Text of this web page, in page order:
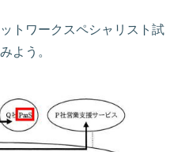
トワークスペシャリスト試
よう。